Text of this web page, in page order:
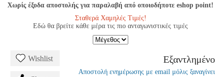
Χωρίς έξοδα αποστολής για παραλαβή από οποιοδήποτε eshop point!
Σταθερά Χαμηλές Τιμές!
Εδώ θα βρείτε κάθε μέρα τις πιο ανταγωνιστικές τιμές
Wishlist Εξαντλημένο
Αποστολή ενημέρωσης με email μόλις ξαναγίνει